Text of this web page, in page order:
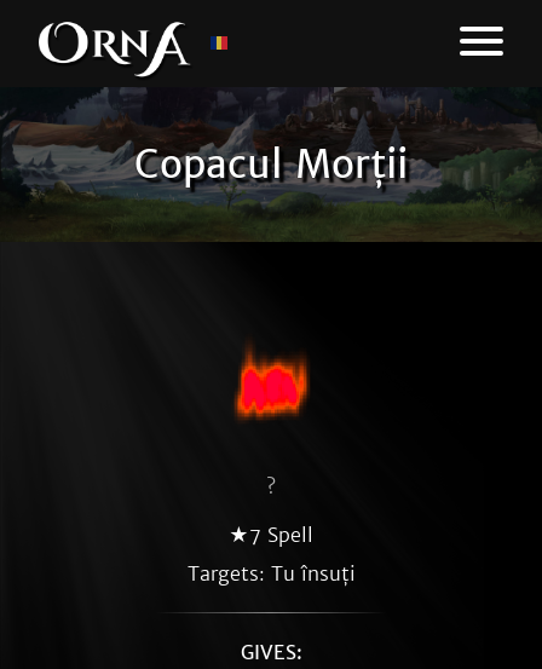
Copacul Morții
?
★7 Spell
Targets: Tu însuți
GIVES: